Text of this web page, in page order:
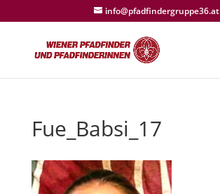
info@pfadfindergruppe36.at
Fue_Babsi_17